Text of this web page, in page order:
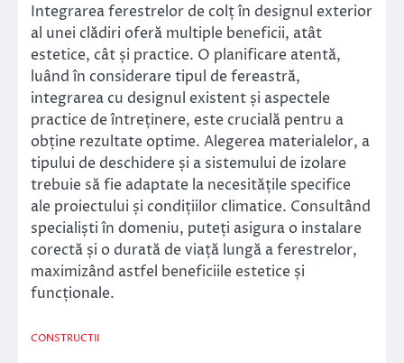
Integrarea ferestrelor de colț în designul exterior
al unei clădiri oferă multiple beneficii, atât
estetice, cât și practice. O planificare atentă,
luând în considerare tipul de fereastră,
integrarea cu designul existent și aspectele
practice de întreținere, este crucială pentru a
obține rezultate optime. Alegerea materialelor, a
tipului de deschidere și a sistemului de izolare
trebuie să fie adaptate la necesitățile specifice
ale proiectului și condițiilor climatice. Consultând
specialiști în domeniu, puteți asigura o instalare
corectă și o durată de viață lungă a ferestrelor,
maximizând astfel beneficiile estetice și
funcționale.
CONSTRUCTII